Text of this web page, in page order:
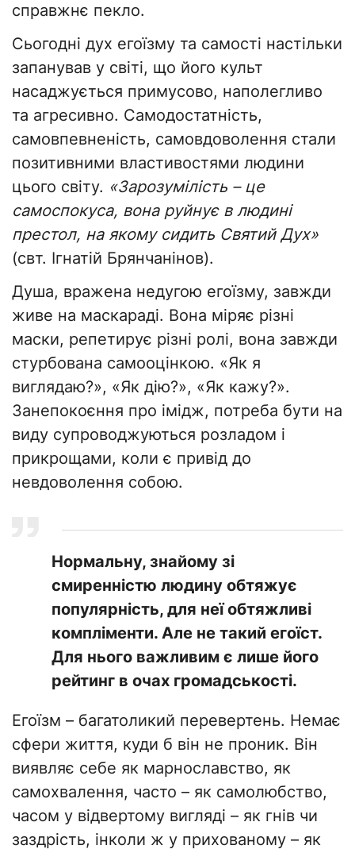
справжнє пекло.
Сьогодні дух егоїзму та самості настільки
запанував у світі, що його культ
насаджується примусово, наполегливо
та агресивно. Самодостатність,
самовпевненість, самовдоволення стали
позитивними властивостями людини
цього світу. «Зарозумілість – це
самоспокуса, вона руйнує в людині
престол, на якому сидить Святий Дух»
(свт. Ігнатій Брянчанінов).
Душа, вражена недугою егоїзму, завжди
живе на маскараді. Вона міряє різні
маски, репетирує різні ролі, вона завжди
стурбована самооцінкою. «Як я
виглядаю?», «Як дію?», «Як кажу?».
Занепокоєння про імідж, потреба бути на
виду супроводжуються розладом і
прикрощами, коли є привід до
невдоволення собою.
Нормальну, знайому зі
смиренністю людину обтяжує
популярність, для неї обтяжливі
компліменти. Але не такий егоїст.
Для нього важливим є лише його
рейтинг в очах громадськості.
Егоїзм – багатоликий перевертень. Немає
сфери життя, куди б він не проник. Він
виявляє себе як марнославство, як
самохвалення, часто – як самолюбство,
часом у відвертому вигляді – як гнів чи
заздрість, інколи ж у прихованому – як